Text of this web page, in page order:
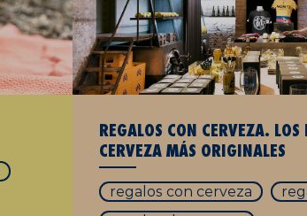
REGALOS CON CERVEZA. LOS
CERVEZA MÁS ORIGINALES
regalos con cerveza